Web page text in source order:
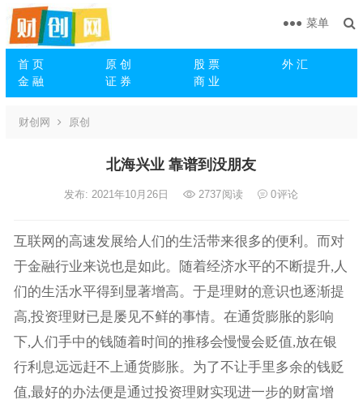
首 页 原 创 股 票
外 汇
金 融
证 券 商 业
菜单
财创网 原创
北海兴业 靠谱到没朋友
发布: 2021年10月26日 2737阅读 0评论
互联网的高速发展给人们的生活带来很多的便利。而对
于金融行业来说也是如此。随着经济水平的不断提升,人
们的生活水平得到显著增高。于是理财的意识也逐渐提
高,投资理财已是屡见不鲜的事情。在通货膨胀的影响
下,人们手中的钱随着时间的推移会慢慢会贬值,放在银
行利息远远赶不上通货膨胀。为了不让手里多余的钱贬
值,最好的办法便是通过投资理财实现进一步的财富增